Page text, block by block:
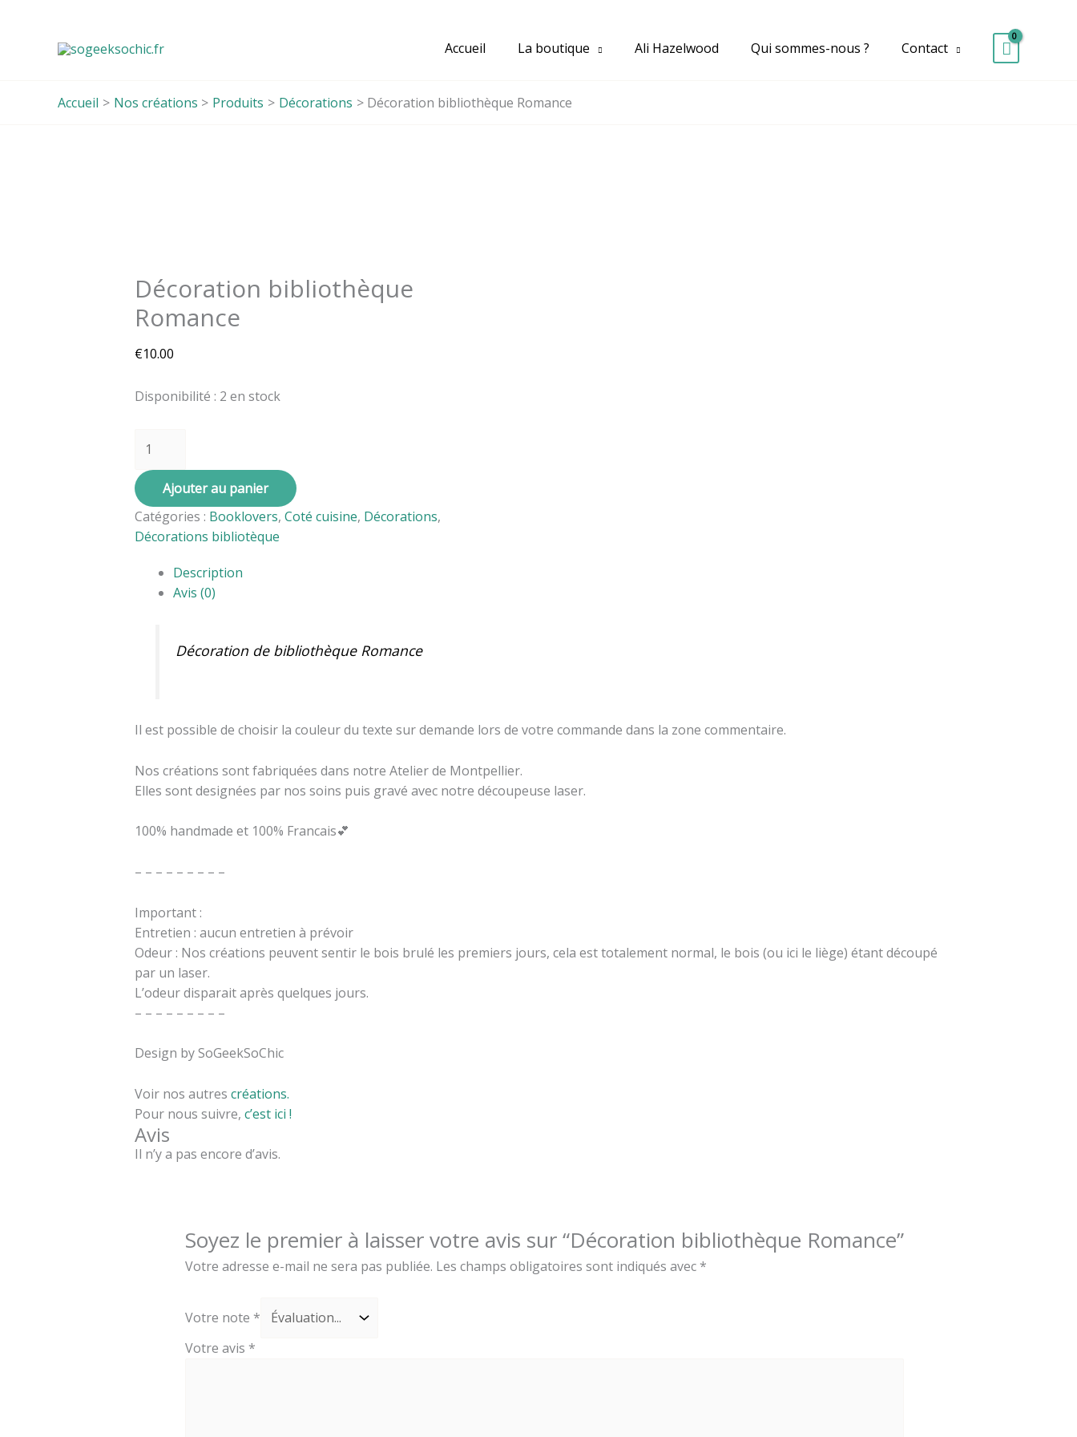
Accueil La boutique Ali Hazelwood Qui sommes-nous ? Contact
Accueil Nos créations Produits Décorations Décoration bibliothèque Romance
Décoration bibliothèque
Romance
€10.00
Disponibilité : 2 en stock
Ajouter au panier
Catégories : Booklovers, Coté cuisine, Décorations,
Décorations bibliotèque
Description
Avis (0)
Décoration de bibliothèque Romance
Il est possible de choisir la couleur du texte sur demande lors de votre commande dans la zone commentaire.
Nos créations sont fabriquées dans notre Atelier de Montpellier.
Elles sont designées par nos soins puis gravé avec notre découpeuse laser.
100% handmade et 100% Francais💕
– – – – – – – – –
Important :
Entretien : aucun entretien à prévoir
Odeur : Nos créations peuvent sentir le bois brulé les premiers jours, cela est totalement normal, le bois (ou ici le liège) étant découpé
par un laser.
L’odeur disparait après quelques jours.
– – – – – – – – –
Design by SoGeekSoChic
Voir nos autres créations.
Pour nous suivre, c’est ici !
Avis
Il n’y a pas encore d’avis.
Soyez le premier à laisser votre avis sur “Décoration bibliothèque Romance”
Votre adresse e-mail ne sera pas publiée. Les champs obligatoires sont indiqués avec *
Votre note *
Votre avis *